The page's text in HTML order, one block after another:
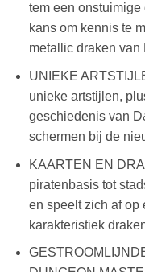
tem een
kans om kennis te
metallic draken van
UNIEKE
unieke artstijlen,
geschiedenis van
schermen bij de
KAARTEN EN
piratenbasis tot
en speelt zich af op
karakteristiek